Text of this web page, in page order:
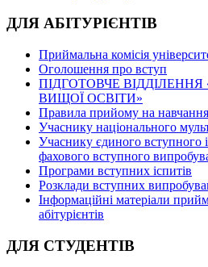
ДЛЯ АБІТУРІЄНТІВ
Приймальна комісія
Оголошення про вступ
ПІДГОТОВЧЕ
ВИЩОЇ ОСВІТИ»
Правила прийому на навчання
Учаснику національного
Учаснику єдиного вступного
фахового вступного
Програми вступних іспитів
Розклади вступних
Інформаційні матеріали
абітурієнтів
ДЛЯ СТУДЕНТІВ